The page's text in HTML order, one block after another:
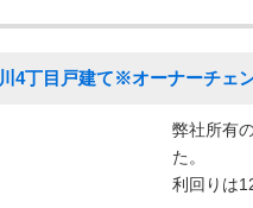
4丁目戸建て※オーナーチ
弊社所有
た。
利回りは